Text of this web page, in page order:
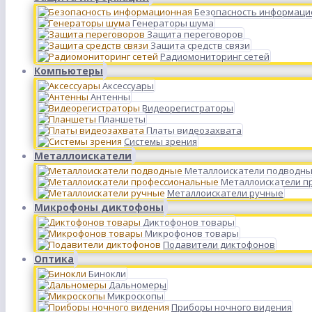
Безопасность
Генераторы шума
Защита переговоров
Защита средств связи
Радиомониторинг сетей
Компьютеры
Аксессуары
Антенны
Видеорегистраторы
Планшеты
Платы видеозахвата
Системы зрения
Металлоискатели
Металлоискатели
Металлоискатели
Металлоискатели ручные
Микрофоны диктофоны
Диктофонов товары
Микрофонов товары
Подавители диктофонов
Оптика
Бинокли
Дальномеры
Микроскопы
Приборы ночного видения